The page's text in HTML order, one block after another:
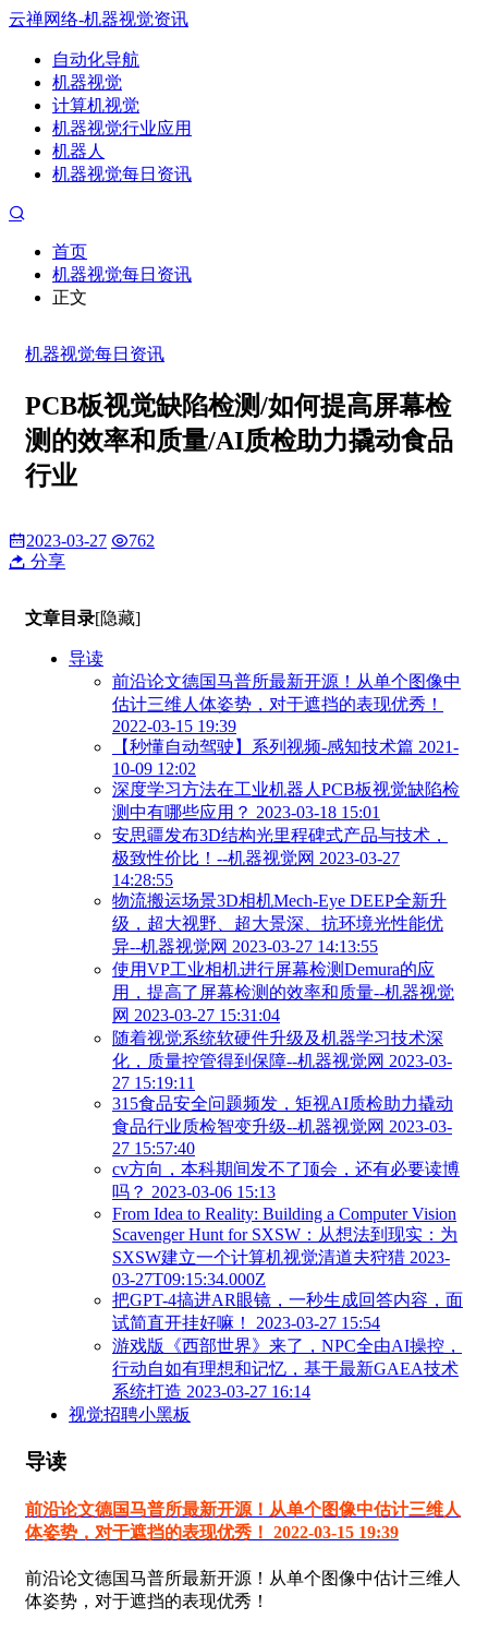
云禅网络-机器视觉资讯
自动化导航
机器视觉
计算机视觉
机器视觉行业应用
机器人
机器视觉每日资讯
首页
机器视觉每日资讯
正文
机器视觉每日资讯
PCB板视觉缺陷检测/如何提高屏幕检
测的效率和质量/AI质检助力撬动食品
行业
2023-03-27
762
分享
文章目录[隐藏]
导读
前沿论文德国马普所最新开源！从单个图像中
估计三维人体姿势，对于遮挡的表现优秀！
2022-03-15 19:39
【秒懂自动驾驶】系列视频-感知技术篇 2021-
10-09 12:02
深度学习方法在工业机器人PCB板视觉缺陷检
测中有哪些应用？ 2023-03-18 15:01
安思疆发布3D结构光里程碑式产品与技术，
极致性价比！--机器视觉网 2023-03-27
14:28:55
物流搬运场景3D相机Mech-Eye DEEP全新升
级，超大视野、超大景深、抗环境光性能优
异--机器视觉网 2023-03-27 14:13:55
使用VP工业相机进行屏幕检测Demura的应
用，提高了屏幕检测的效率和质量--机器视觉
网 2023-03-27 15:31:04
随着视觉系统软硬件升级及机器学习技术深
化，质量控管得到保障--机器视觉网 2023-03-
27 15:19:11
315食品安全问题频发，矩视AI质检助力撬动
食品行业质检智变升级--机器视觉网 2023-03-
27 15:57:40
cv方向，本科期间发不了顶会，还有必要读博
吗？ 2023-03-06 15:13
From Idea to Reality: Building a Computer Vision
Scavenger Hunt for SXSW：从想法到现实：为
SXSW建立一个计算机视觉清道夫狩猎 2023-
03-27T09:15:34.000Z
把GPT-4搞进AR眼镜，一秒生成回答内容，面
试简直开挂好嘛！ 2023-03-27 15:54
游戏版《西部世界》来了，NPC全由AI操控，
行动自如有理想和记忆，基于最新GAEA技术
系统打造 2023-03-27 16:14
视觉招聘小黑板
导读
前沿论文德国马普所最新开源！从单个图像中估计三维人
体姿势，对于遮挡的表现优秀！ 2022-03-15 19:39
前沿论文德国马普所最新开源！从单个图像中估计三维人
体姿势，对于遮挡的表现优秀！